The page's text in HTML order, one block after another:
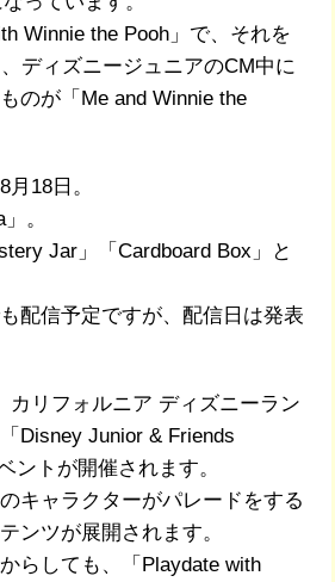
Winnie the Pooh」で、それを
ディズニージュニアのCM中に
のが「Me and Winnie the
18日。
。
Jar」「Cardboard Box」と
配信予定ですが、配信日は発表
カリフォルニア ディズニーラン
Disney Junior & Friends
ントが開催されます。
キャラクターがパレードをする
ンツが展開されます。
らしても、「Playdate with